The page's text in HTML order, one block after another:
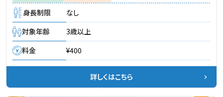
身長制限
なし
対象年齢
3歳以上
料金
¥400
詳しくはこちら